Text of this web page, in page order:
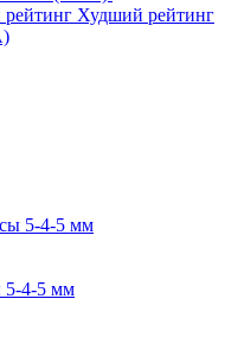
Худший рейтинг
5-4-5 мм